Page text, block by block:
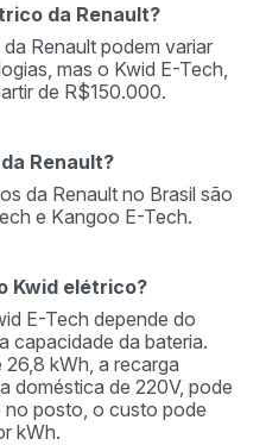
da Renault?
Renault podem variar
mas o Kwid E-Tech,
de R$150.000.
Renault?
da Renault no Brasil são
e Kangoo E-Tech.
Kwid elétrico?
E-Tech depende do
capacidade da bateria.
kWh, a recarga
doméstica de 220V, pode
posto, o custo pode
kWh.